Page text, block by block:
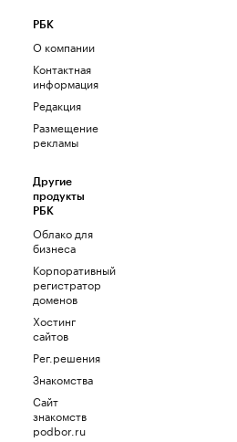
РБК
О компании
Контактная
информация
Редакция
Размещение
рекламы
Другие
продукты
РБК
Облако для
бизнеса
Корпоративный
регистратор
доменов
Хостинг
сайтов
Рег.решения
Знакомства
Сайт
знакомств
podbor.ru